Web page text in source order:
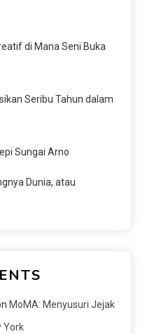
di Mana Seni Buka
Seribu Tahun dalam
Sungai Arno
Dunia, atau
MoMA: Menyusuri Jejak
York